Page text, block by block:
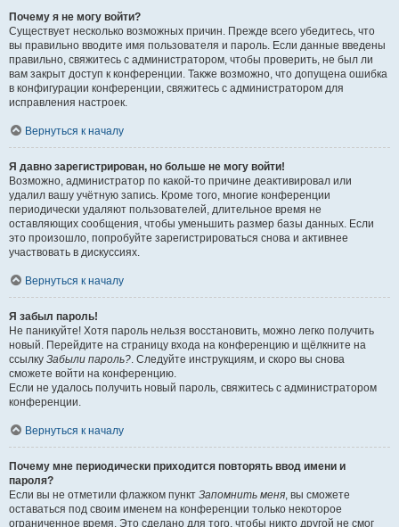
Почему я не могу войти?
Существует несколько возможных причин. Прежде всего убедитесь, что
вы правильно вводите имя пользователя и пароль. Если данные введены
правильно, свяжитесь с администратором, чтобы проверить, не был ли
вам закрыт доступ к конференции. Также возможно, что допущена ошибка
в конфигурации конференции, свяжитесь с администратором для
исправления настроек.
Вернуться к началу
Я давно зарегистрирован, но больше не могу войти!
Возможно, администратор по какой-то причине деактивировал или
удалил вашу учётную запись. Кроме того, многие конференции
периодически удаляют пользователей, длительное время не
оставляющих сообщения, чтобы уменьшить размер базы данных. Если
это произошло, попробуйте зарегистрироваться снова и активнее
участвовать в дискуссиях.
Вернуться к началу
Я забыл пароль!
Не паникуйте! Хотя пароль нельзя восстановить, можно легко получить
новый. Перейдите на страницу входа на конференцию и щёлкните на
ссылку Забыли пароль?. Следуйте инструкциям, и скоро вы снова
сможете войти на конференцию.
Если не удалось получить новый пароль, свяжитесь с администратором
конференции.
Вернуться к началу
Почему мне периодически приходится повторять ввод имени и
пароля?
Если вы не отметили флажком пункт Запомнить меня, вы сможете
оставаться под своим именем на конференции только некоторое
ограниченное время. Это сделано для того, чтобы никто другой не смог